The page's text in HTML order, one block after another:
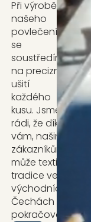
Při výrobě
našeho
povlečení
se
soustředíme
na precizní
ušití
každého
kusu. Jsme
rádi, že díky
vám, našim
zákazníkům,
může textilní
tradice ve
východních
Čechách
pokračovat.